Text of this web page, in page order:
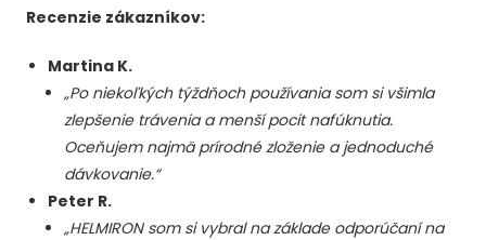
Recenzie zákazníkov:
Martina K.
„Po niekoľkých týždňoch používania som si všimla
zlepšenie trávenia a menší pocit nafúknutia.
Oceňujem najmä prírodné zloženie a jednoduché
dávkovanie.“
Peter R.
„HELMIRON som si vybral na základe odporúčaní na